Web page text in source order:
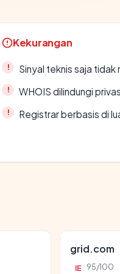
Kekurangan
Sinyal teknis saja
WHOIS dilindungi
Registrar berbasis di
grid.com
IE 95/100